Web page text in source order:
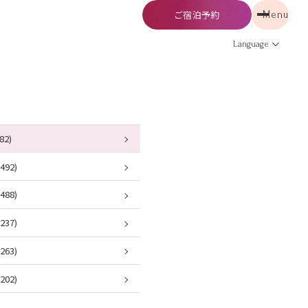
ご宿泊予約 Menu
Language